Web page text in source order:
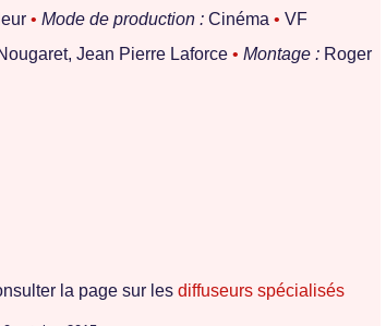
• Mode de production : Cinéma • VF
Jean Pierre Laforce • Montage : Roger
la page sur les diffuseurs spécialisés